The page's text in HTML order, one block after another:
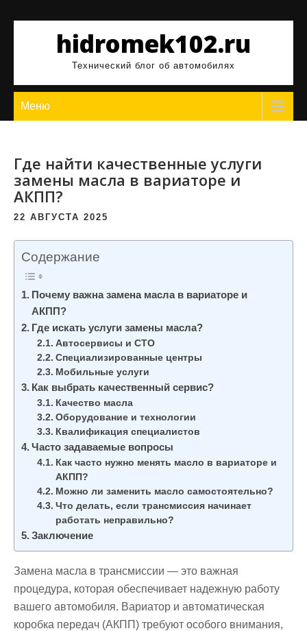
содержимомуhidromek102.ru
Технический блог об автомобилях
Меню
Где найти качественные услуги
замены масла в вариаторе и
АКПП?
22 АВГУСТА 2025
Содержание
Почему важна замена масла в вариаторе и
АКПП?
Где искать услуги замены масла?
Автосервисы и СТО
Специализированные центры
Мобильные услуги
Как выбрать качественный сервис?
Качество масла
Оборудование и технологии
Квалификация специалистов
Часто задаваемые вопросы
Как часто нужно менять масло в вариаторе и
АКПП?
Можно ли заменить масло самостоятельно?
Что делать, если трансмиссия начинает
работать неправильно?
Заключение
Замена масла в трансмиссии — это важная
процедура, которая обеспечивает надежную работу
вашего автомобиля. Вариатор и автоматическая
коробка передач (АКПП) требуют особого внимания,